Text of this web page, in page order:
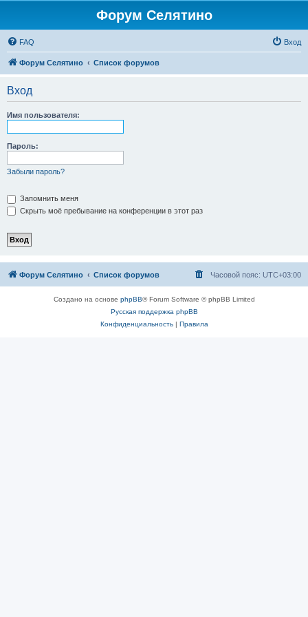
Форум Селятино
FAQ Вход
Форум Селятино Список форумов
Вход
Имя пользователя:
Пароль:
Забыли пароль?
Запомнить меня
Скрыть моё пребывание на конференции в этот раз
Форум Селятино Список форумов Часовой пояс: UTC+03:00
Создано на основе phpBB® Forum Software © phpBB Limited
Русская поддержка phpBB
Конфиденциальность| Правила